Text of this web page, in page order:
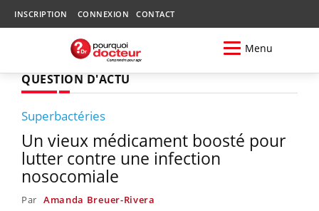
INSCRIPTION CONNEXION CONTACT
Menu
QUESTION D'ACTU
Superbactéries
Un vieux médicament boosté pour
lutter contre une infection
nosocomiale
Par Amanda Breuer-Rivera